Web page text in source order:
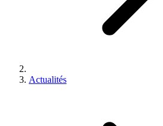
Actualités